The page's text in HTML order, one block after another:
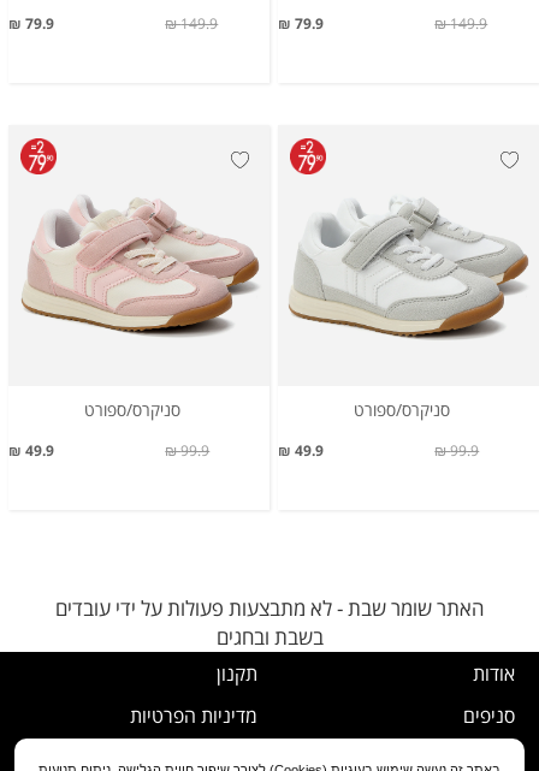
79.9 ₪ 149.9 ₪
79.9 ₪ 149.9 ₪
סניקרס/ספורט
49.9 ₪ 99.9 ₪
סניקרס/ספורט
49.9 ₪ 99.9 ₪
האתר שומר שבת - לא מתבצעות פעולות על ידי עובדים
בשבת ובחגים
אודות
סניפים
תקנון
מדיניות הפרטיות
נוהל ביטול עסקה